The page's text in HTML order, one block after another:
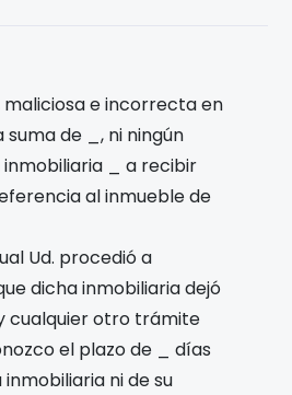
e incorrecta en
de _, ni ningún
_ a recibir
al inmueble de
Ud. procedió a
dicha inmobiliaria dejó
cualquier otro trámite
el plazo de _ días
ni de su